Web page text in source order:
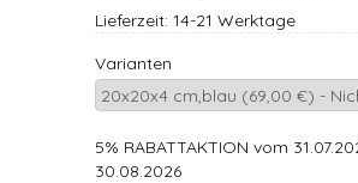
Lieferzeit: 14-21 Werktage
Varianten
5% RABATTAKTION vom
30.08.2026